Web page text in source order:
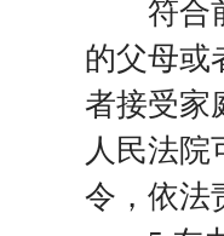
符合前
的父母或
者接受家
人民法院
令，依法